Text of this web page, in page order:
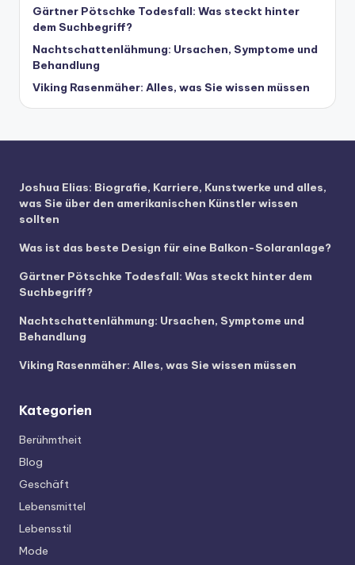
Gärtner Pötschke Todesfall: Was steckt hinter
dem Suchbegriff?
Nachtschattenlähmung: Ursachen, Symptome und
Behandlung
Viking Rasenmäher: Alles, was Sie wissen müssen
Joshua Elias: Biografie, Karriere, Kunstwerke und alles,
was Sie über den amerikanischen Künstler wissen
sollten
Was ist das beste Design für eine Balkon-Solaranlage?
Gärtner Pötschke Todesfall: Was steckt hinter dem
Suchbegriff?
Nachtschattenlähmung: Ursachen, Symptome und
Behandlung
Viking Rasenmäher: Alles, was Sie wissen müssen
Kategorien
Berühmtheit
Blog
Geschäft
Lebensmittel
Lebensstil
Mode